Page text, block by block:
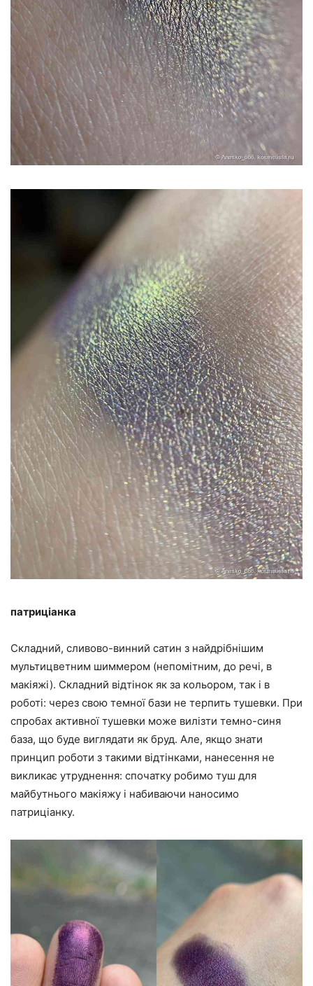
патриціанка
Складний, сливово-винний сатин з найдрібнішим
мультицветним шиммером (непомітним, до речі, в
макіяжі). Складний відтінок як за кольором, так і в
роботі: через свою темної бази не терпить тушевки. При
спробах активної тушевки може вилізти темно-синя
база, що буде виглядати як бруд. Але, якщо знати
принцип роботи з такими відтінками, нанесення не
викликає утруднення: спочатку робимо туш для
майбутнього макіяжу і набиваючи наносимо
патриціанку.